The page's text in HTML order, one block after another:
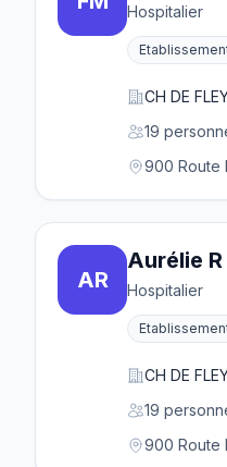
Hospitalier
CH DE
19
900 Route
AR
Aurélie R
Hospitalier
CH DE
19
900 Route